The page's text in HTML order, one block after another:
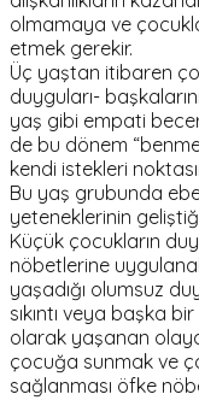
olmamaya ve
etmek gerekir.
Üç yaştan itibaren
duyguları-
yaş gibi empati
de bu dönem
kendi istekleri
Bu yaş grubunda
yeteneklerinin
Küçük çocukların
nöbetlerine
yaşadığı olumsuz
sıkıntı veya başka
olarak yaşanan
çocuğa sunmak ve
sağlanması öfke